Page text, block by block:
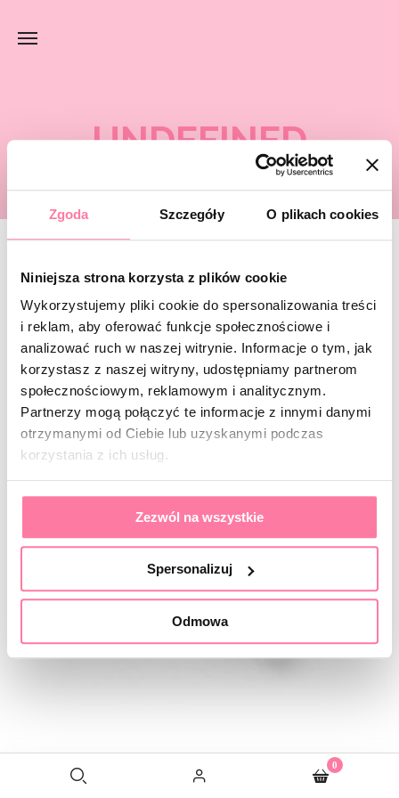
Zgoda Szczegóły O plikach cookies
Niniejsza strona korzysta z plików cookie
Wykorzystujemy pliki cookie do spersonalizowania treści
i reklam, aby oferować funkcje społecznościowe i
analizować ruch w naszej witrynie. Informacje o tym, jak
korzystasz z naszej witryny, udostępniamy partnerom
społecznościowym, reklamowym i analitycznym.
Partnerzy mogą połączyć te informacje z innymi danymi
otrzymanymi od Ciebie lub uzyskanymi podczas
korzystania z ich usług.
Zezwól na wszystkie
Spersonalizuj
Odmowa
0
UNDEFINED
Szukana strona nie została
odnaleziona.
Spróbuj wyszukać jeszcze raz lubwroć do strony głównej .